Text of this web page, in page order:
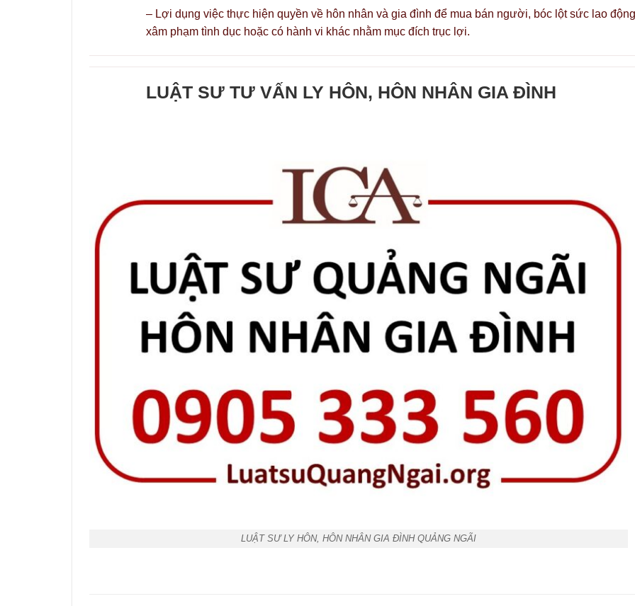
– Lợi dụng việc thực hiện quyền về hôn nhân và gia đình để mua bán người, bóc lột sức lao
xâm phạm tình dục hoặc có hành vi khác nhằm mục đích trục lợi.
LUẬT SƯ TƯ VẤN LY HÔN, HÔN NHÂN GIA ĐÌNH
LUẬT SƯ LY HÔN, HÔN NHÂN GIA ĐÌNH QUẢNG NGÃI